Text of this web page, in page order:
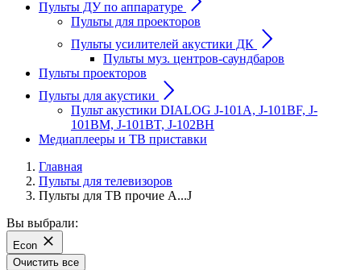
Пульты ДУ по аппаратуре
Пульты для проекторов
Пульты усилителей акустики ДК
Пульты муз. центров-саундбаров
Пульты проекторов
Пульты для акустики
Пульт акустики DIALOG J-101A, J-101BF, J-
101BM, J-101BT, J-102BH
Медиаплееры и ТВ приставки
Главная
Пульты для телевизоров
Пульты для ТВ прочие A...J
Вы выбрали:
Econ
Очистить все